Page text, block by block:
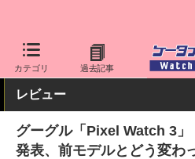
カテゴリ 過去記事
ケータイ Watch OS Android
レビュー
グーグル「Pixel Watch 3」
発表、前モデルとどう変わ